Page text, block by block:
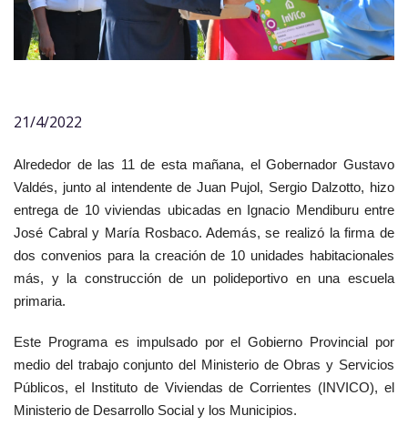
21/4/2022
Alrededor de las 11 de esta mañana, el Gobernador Gustavo
Valdés, junto al intendente de Juan Pujol, Sergio Dalzotto, hizo
entrega de 10 viviendas ubicadas en Ignacio Mendiburu entre
José Cabral y María Rosbaco. Además, se realizó la firma de
dos convenios para la creación de 10 unidades habitacionales
más, y la construcción de un polideportivo en una escuela
primaria.
Este Programa es impulsado por el Gobierno Provincial por
medio del trabajo conjunto del Ministerio de Obras y Servicios
Públicos, el Instituto de Viviendas de Corrientes (INVICO), el
Ministerio de Desarrollo Social y los Municipios.